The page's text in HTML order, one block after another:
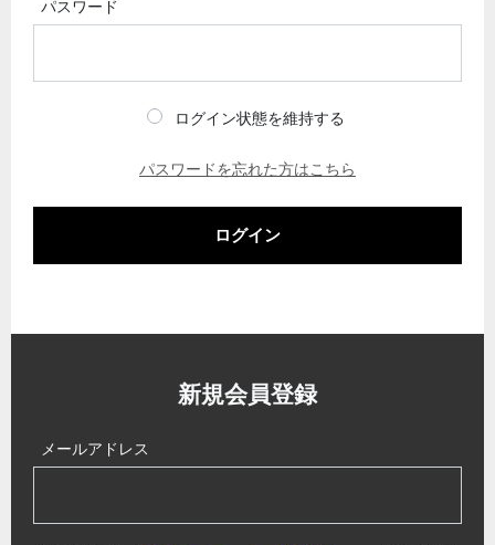
パスワード
ログイン状態を維持する
パスワードを忘れた方はこちら
ログイン
新規会員登録
メールアドレス